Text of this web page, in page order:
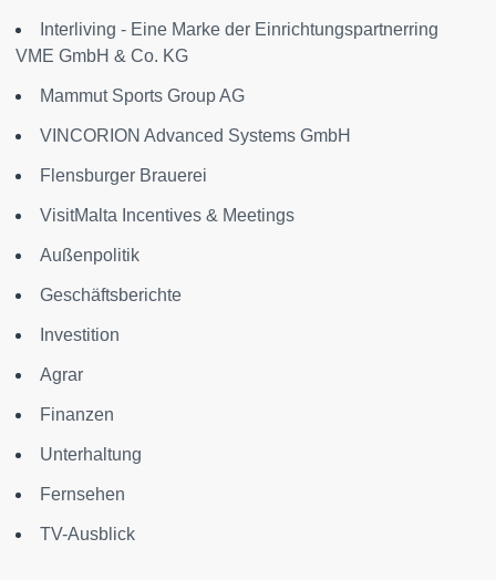
Interliving - Eine Marke der Einrichtungspartnerring
VME GmbH & Co. KG
Mammut Sports Group AG
VINCORION Advanced Systems GmbH
Flensburger Brauerei
VisitMalta Incentives & Meetings
Außenpolitik
Geschäftsberichte
Investition
Agrar
Finanzen
Unterhaltung
Fernsehen
TV-Ausblick